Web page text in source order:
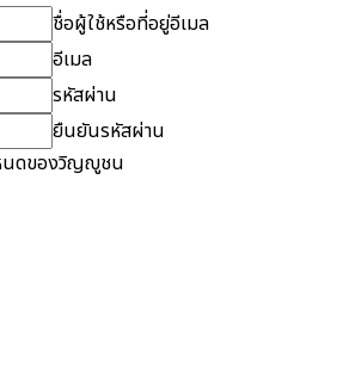
ชื่อผู้ใช้หรือที่อยู่อีเมล
อีเมล
รหัสผ่าน
ยืนยันรหัสผ่าน
นดของวิญญูชน